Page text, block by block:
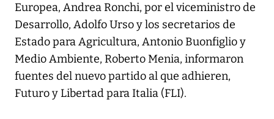
Europea, Andrea Ronchi, por el viceministro de
Desarrollo, Adolfo Urso y los secretarios de
Estado para Agricultura, Antonio Buonfiglio y
Medio Ambiente, Roberto Menia, informaron
fuentes del nuevo partido al que adhieren,
Futuro y Libertad para Italia (FLI).